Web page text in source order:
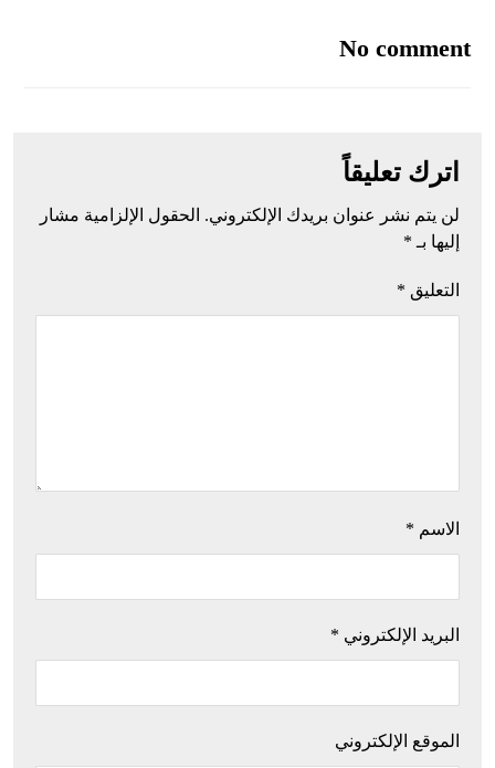
No comment
اترك تعليقاً
لن يتم نشر عنوان بريدك الإلكتروني. الحقول الإلزامية مشار
إليها بـ *
التعليق *
الاسم *
البريد الإلكتروني *
الموقع الإلكتروني